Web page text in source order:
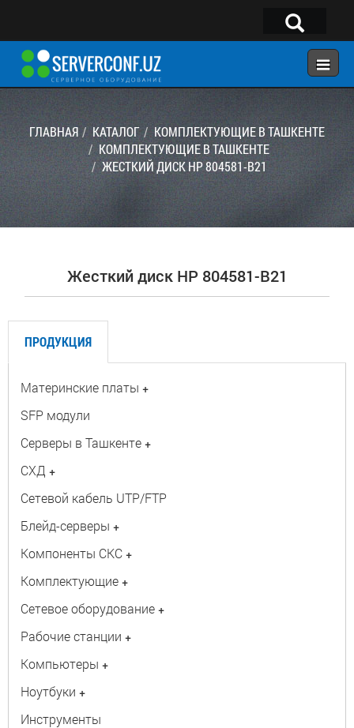
×
ГЛАВНАЯ
КОНФИГУРАТОР
КАТАЛОГ
УСЛУГИ
Telegram:@serverconf_uz
Тел: (90) 932-18-00
ГЛАВНАЯ КАТАЛОГ
КОМПЛЕКТУЮЩИЕ В ТАШКЕНТЕ
КОМПЛЕКТУЮЩИЕ В ТАШКЕНТЕ
ЖЕСТКИЙ ДИСК HP 804581-B21
Жесткий диск HP 804581-B21
ПРОДУКЦИЯ
Материнские платы +
SFP модули
Серверы в Ташкенте +
СХД +
Сетевой кабель UTP/FTP
Блейд-серверы +
Компоненты СКС +
Комплектующие +
Сетевое оборудование +
Рабочие станции +
Компьютеры +
Ноутбуки +
Инструменты